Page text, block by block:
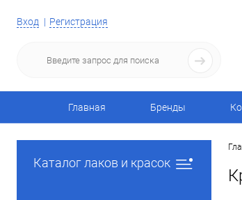
Вход Регистрация
Главная Бренды
Каталог лаков и красок